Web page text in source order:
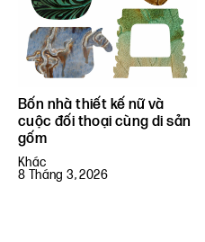
Bốn nhà thiết kế nữ và
cuộc đối thoại cùng di sản
gốm
Khác
8 Tháng 3, 2026